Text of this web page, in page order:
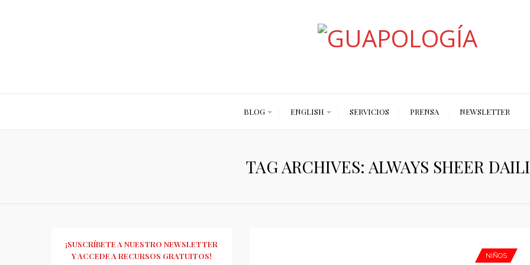
BLOG ENGLISH SERVICIOS PRENSA NEWSLETTER
TAG ARCHIVES: ALWAYS SHEER
NIÑOS
¡SUSCRÍBETE A NUESTRO NEWSLETTER
Y ACCEDE A RECURSOS GRATUITOS!